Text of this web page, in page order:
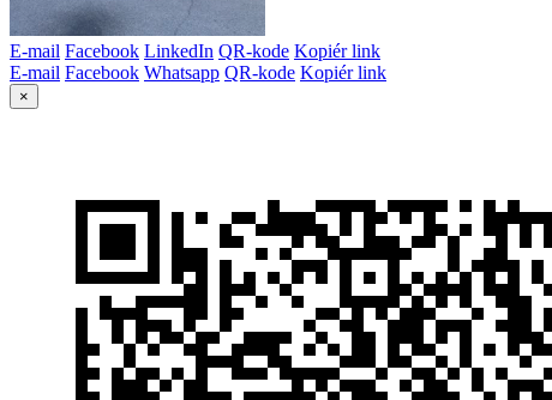
E-mail Facebook LinkedIn QR-kode Kopiér link
E-mail Facebook Whatsapp QR-kode Kopiér link
×